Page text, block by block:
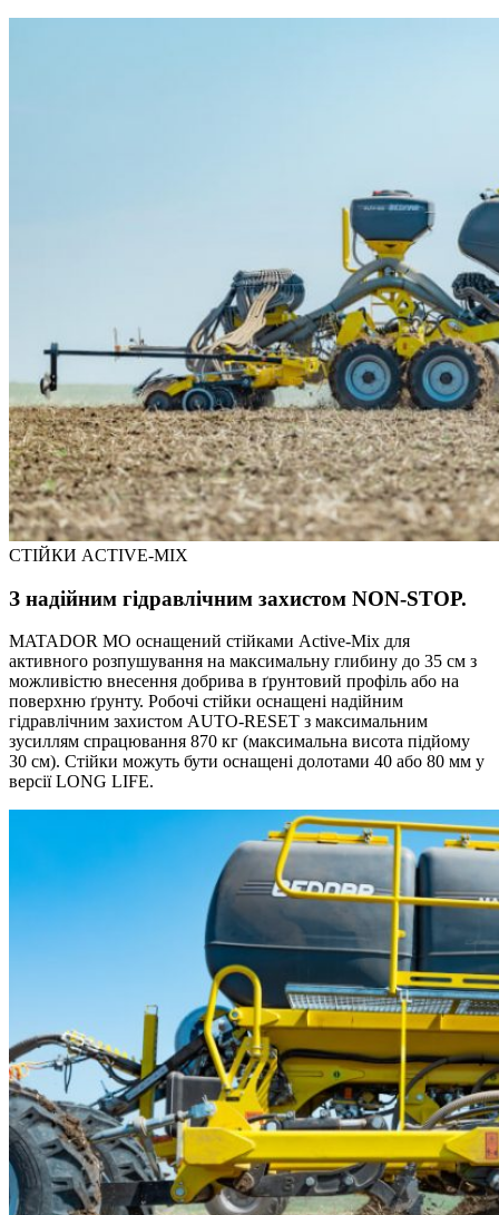
СТІЙКИ ACTIVE-MIX
З надійним гідравлічним захистом NON-STOP.
MATADOR MO оснащений стійками Active-Mix для
активного розпушування на максимальну глибину до 35 см з
можливістю внесення добрива в ґрунтовий профіль або на
поверхню ґрунту. Робочі стійки оснащені надійним
гідравлічним захистом AUTO-RESET з максимальним
зусиллям спрацювання 870 кг (максимальна висота підйому
30 см). Стійки можуть бути оснащені долотами 40 або 80 мм у
версії LONG LIFE.